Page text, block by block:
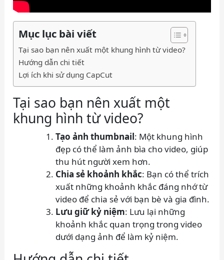
Mục lục bài viết
Tại sao bạn nên xuất một khung hình từ video?
Hướng dẫn chi tiết
Lợi ích khi sử dụng CapCut
Tại sao bạn nên xuất một
khung hình từ video?
Tạo ảnh thumbnail: Một khung hình
đẹp có thể làm ảnh bìa cho video, giúp
thu hút người xem hơn.
Chia sẻ khoảnh khắc: Bạn có thể trích
xuất những khoảnh khắc đáng nhớ từ
video để chia sẻ với bạn bè và gia đình.
Lưu giữ kỷ niệm: Lưu lại những
khoảnh khắc quan trọng trong video
dưới dạng ảnh để làm kỷ niệm.